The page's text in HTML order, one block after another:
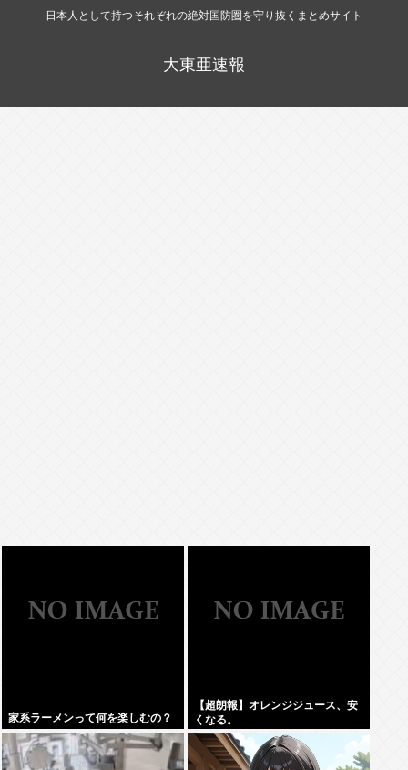
日本人として持つそれぞれの絶対国防圏を守り抜くまとめサイト
大東亜速報
家系ラーメンって何を楽しむの？
【超朗報】オレンジジュース、安
くなる。